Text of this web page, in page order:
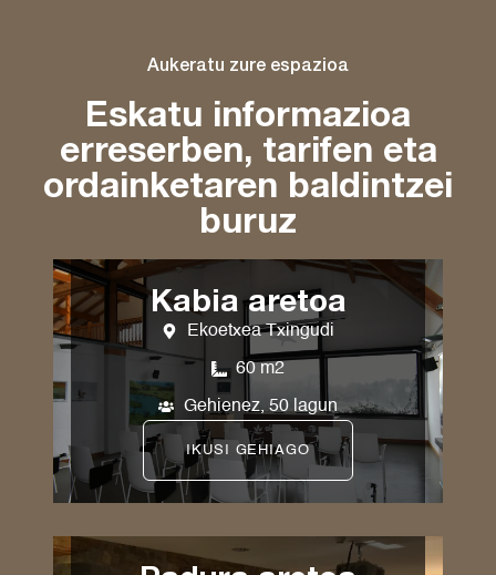
Aukeratu zure espazioa
Eskatu informazioa
erreserben, tarifen eta
ordainketaren baldintzei
buruz
Kabia aretoa
Ekoetxea Txingudi
60 m2
Gehienez, 50 lagun
IKUSI GEHIAGO